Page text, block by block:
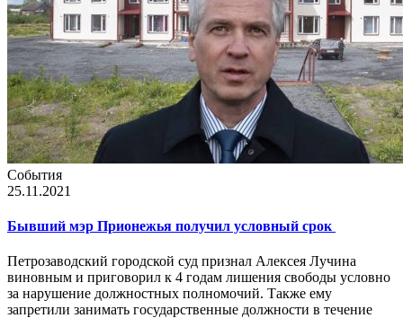
События
25.11.2021
Бывший мэр Прионежья получил условный срок
Петрозаводский городской суд признал Алексея Лучина
виновным и приговорил к 4 годам лишения свободы условно
за нарушение должностных полномочий. Также ему
запретили занимать государственные должности в течение